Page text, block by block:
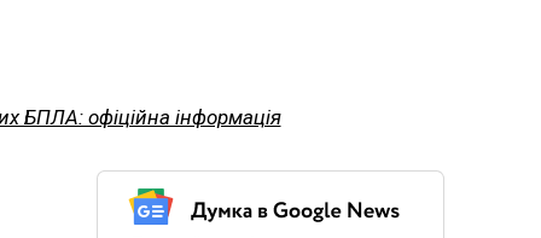
БПЛА: офіційна інформація